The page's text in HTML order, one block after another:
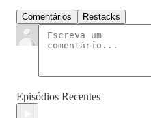
Comentários Restacks
Episódios Recentes